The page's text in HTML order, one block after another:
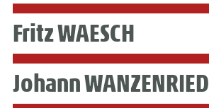
Fritz WAESCH
Johann WANZENRIED